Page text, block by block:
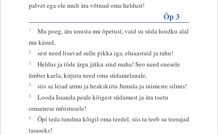
palvet ega ole mult ära võtnud oma heldust!
Õp 3
1
Mu poeg, ära unusta mu õpetust, vaid su süda hoidku alal
mu käsud,
2 sest need lisavad sulle pikka iga, eluaastaid ja rahu!
3
Heldus ja tõde ärgu jätku sind maha! Seo need enesele
ümber kaela, kirjuta need oma südamelauale,
4 siis sa leiad armu ja heakskiitu Jumala ja inimeste silmis!
5
Looda Issanda peale kõigest südamest ja ära toetu
omaenese mõistusele!
6
Õpi teda tundma kõigil oma teedel, siis ta teeb su teerajad
tasaseks!